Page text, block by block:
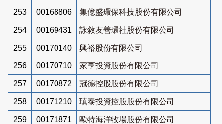
253 00168806 集億盛環保科技股份有限公司
254 00169431 詠敘友善環社股份有限公司
255 00170140 興裕股份有限公司
256 00170710 家亨投資股份有限公司
257 00170872 冠德控股股份有限公司
258 00171210 瑱泰投資控股股份有限公司
259 00171871 歐特海洋牧場股份有限公司